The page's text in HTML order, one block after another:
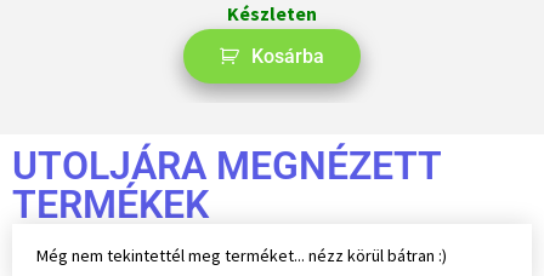
Készleten
Kosárba
UTOLJÁRA MEGNÉZETT
TERMÉKEK
Még nem tekintettél meg terméket... nézz körül bátran :)